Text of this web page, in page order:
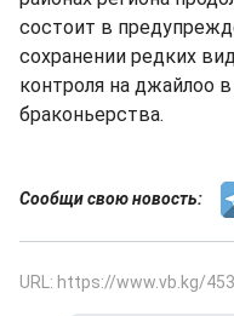
состоит в
сохранении редких
контроля на джайлоо
браконьерства.
Сообщи свою новость:
URL: https://www.vb.kg/